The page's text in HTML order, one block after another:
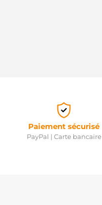
Paiement sécurisé
PayPal | Carte bancaire